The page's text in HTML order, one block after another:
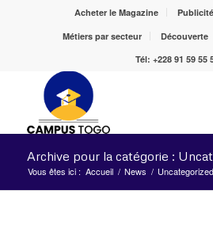
Acheter le Magazine Publicité
Métiers par secteur
Découverte
Tél: +228 91 59 55
Archive pour la catégorie :
Vous êtes ici : Accueil / News / Uncategorized